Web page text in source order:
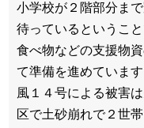
小学校が２階部分ま
待っているというこ
食べ物などの支援物
て準備を進めていま
風１４号による被害
区で土砂崩れで２世